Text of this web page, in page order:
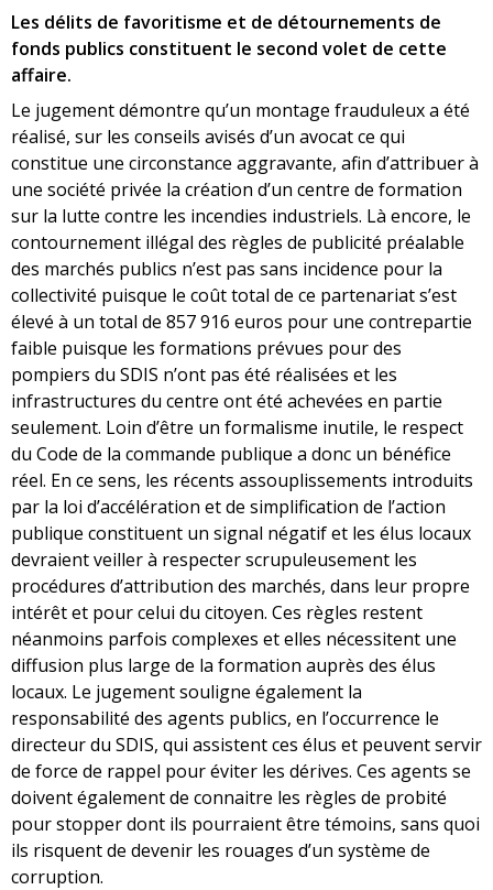
Les délits de favoritisme et de détournements de
fonds publics constituent le second volet de cette
affaire.
Le jugement démontre qu’un montage frauduleux a été
réalisé, sur les conseils avisés d’un avocat ce qui
constitue une circonstance aggravante, afin d’attribuer à
une société privée la création d’un centre de formation
sur la lutte contre les incendies industriels. Là encore, le
contournement illégal des règles de publicité préalable
des marchés publics n’est pas sans incidence pour la
collectivité puisque le coût total de ce partenariat s’est
élevé à un total de 857 916 euros pour une contrepartie
faible puisque les formations prévues pour des
pompiers du SDIS n’ont pas été réalisées et les
infrastructures du centre ont été achevées en partie
seulement. Loin d’être un formalisme inutile, le respect
du Code de la commande publique a donc un bénéfice
réel. En ce sens, les récents assouplissements introduits
par la loi d’accélération et de simplification de l’action
publique constituent un signal négatif et les élus locaux
devraient veiller à respecter scrupuleusement les
procédures d’attribution des marchés, dans leur propre
intérêt et pour celui du citoyen. Ces règles restent
néanmoins parfois complexes et elles nécessitent une
diffusion plus large de la formation auprès des élus
locaux. Le jugement souligne également la
responsabilité des agents publics, en l’occurrence le
directeur du SDIS, qui assistent ces élus et peuvent servir
de force de rappel pour éviter les dérives. Ces agents se
doivent également de connaitre les règles de probité
pour stopper dont ils pourraient être témoins, sans quoi
ils risquent de devenir les rouages d’un système de
corruption.